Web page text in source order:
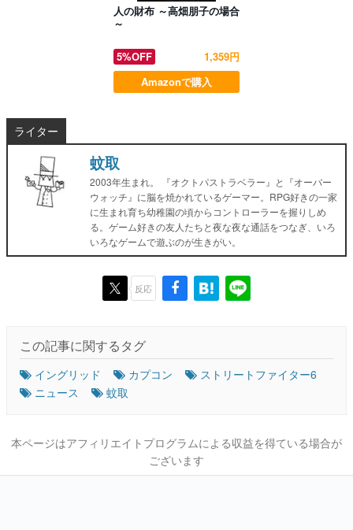
人の財布 ～高畑朋子の場合
～
5%OFF
1,359円
Amazonで購入
ライター
蚊取
2003年生まれ。 『オクトパストラベラー』と『オーバー
ウォッチ』に脳を焼かれているゲーマー。RPG好きの一家
に生まれ育ち幼稚園の頃からコントローラーを握りしめ
る。ゲーム好きの友人たちと夜な夜な通話をつなぎ、いろ
いろなゲームで遊ぶのが生きがい。
反応
この記事に関するタグ
イングリッド カプコン
ストリートファイター6
ニュース
蚊取
本ページはアフィリエイトプログラムによる収益を得ている場合が
ございます